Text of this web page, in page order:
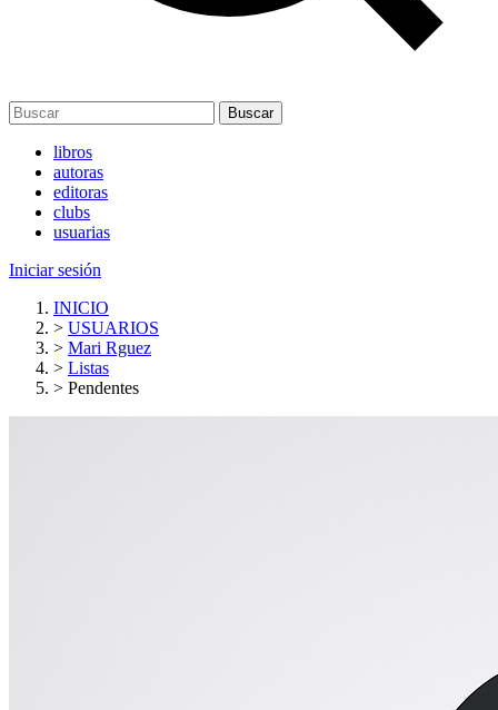
Buscar
libros
autoras
editoras
clubs
usuarias
Iniciar sesión
INICIO
> USUARIOS
> Mari Rguez
> Listas
> Pendentes